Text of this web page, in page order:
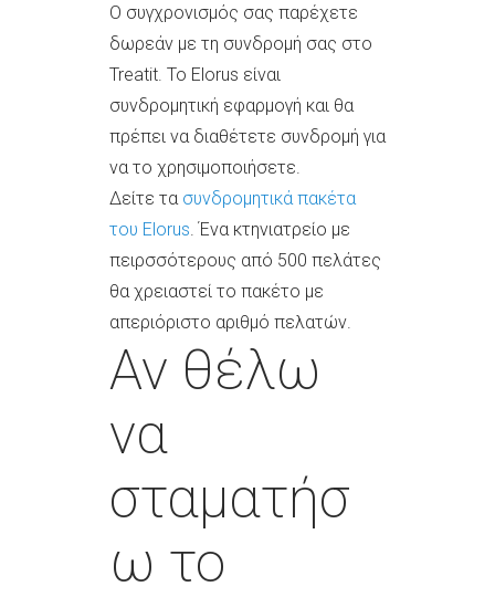
Ο συγχρονισμός σας παρέχετε
δωρεάν με τη συνδρομή σας στο
Treatit. Το Elorus είναι
συνδρομητική εφαρμογή και θα
πρέπει να διαθέτετε συνδρομή για
να το χρησιμοποιήσετε.
Δείτε τα συνδρομητικά πακέτα
του Elorus. Ένα κτηνιατρείο με
πειρσσότερους από 500 πελάτες
θα χρειαστεί το πακέτο με
απεριόριστο αριθμό πελατών.
Αν θέλω
να
σταματήσ
ω το